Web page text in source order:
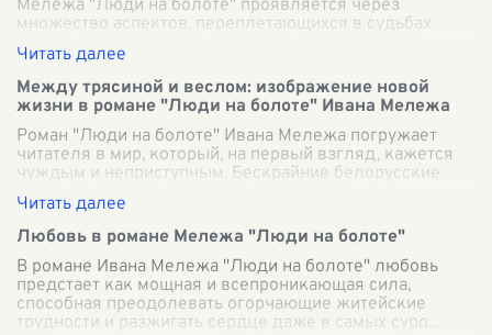
Мележа "Люди на болоте" проявляется через
множество аспектов, переплетающихся в судьбах
героев и окружающей их природы. Леса в произ
Между трясиной и веслом: изображение новой
жизни в романе "Люди на болоте" Ивана Мележа
Роман "Люди на болоте" Ивана Мележа погружает
читателя в мир, который, на первый взгляд, кажется
чуждым и неприступным. Бескрайние белорусские
трясины насквозь пропитаны влагой, мр
Любовь в романе Мележа "Люди на болоте"
В романе Ивана Мележа "Люди на болоте" любовь
предстает как мощная и всепроникающая сила,
способная преодолевать огорчающие житейские
трудности и разжигать сердце даже в самых суро